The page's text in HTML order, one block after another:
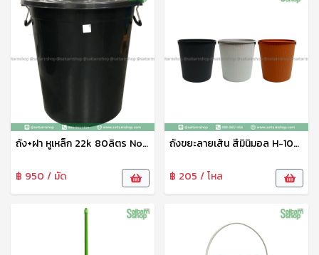
ถัง+ฝา หูเหล็ก 22k 80ลิตร No.714B LK
฿ 950 / มัด
ถังขยะลายเส้น สีมินิมอล H-109 JT
฿ 205 / โหล